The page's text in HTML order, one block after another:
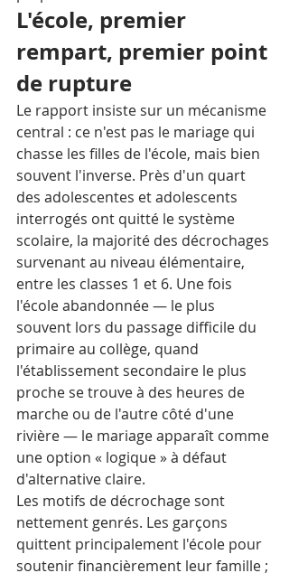
L'école, premier
rempart, premier point
de rupture
Le rapport insiste sur un mécanisme
central : ce n'est pas le mariage qui
chasse les filles de l'école, mais bien
souvent l'inverse. Près d'un quart
des adolescentes et adolescents
interrogés ont quitté le système
scolaire, la majorité des décrochages
survenant au niveau élémentaire,
entre les classes 1 et 6. Une fois
l'école abandonnée — le plus
souvent lors du passage difficile du
primaire au collège, quand
l'établissement secondaire le plus
proche se trouve à des heures de
marche ou de l'autre côté d'une
rivière — le mariage apparaît comme
une option « logique » à défaut
d'alternative claire.
Les motifs de décrochage sont
nettement genrés. Les garçons
quittent principalement l'école pour
soutenir financièrement leur famille ;